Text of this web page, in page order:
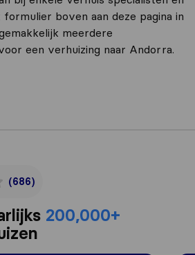
boven aan deze pagina in
meerdere
een verhuizing naar Andorra.
(686)
200,000+